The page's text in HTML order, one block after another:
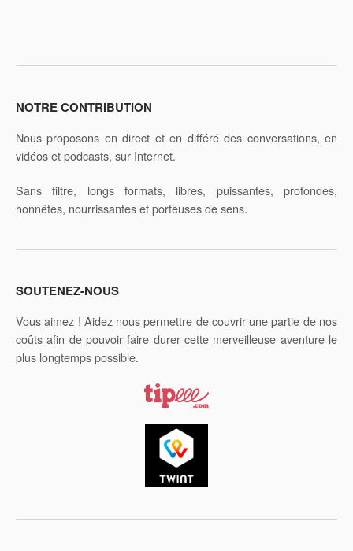
NOTRE CONTRIBUTION
Nous proposons en direct et en différé des conversations, en
vidéos et podcasts, sur Internet.
Sans filtre, longs formats, libres, puissantes, profondes,
honnêtes, nourrissantes et porteuses de sens.
SOUTENEZ-NOUS
Vous aimez ! Aidez nouspermettre de couvrir une partie de nos
coûts afin de pouvoir faire durer cette merveilleuse aventure le
plus longtemps possible.